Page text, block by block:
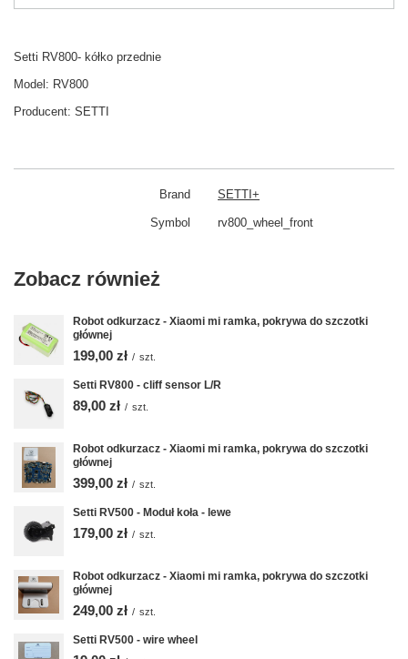
Setti RV800- kółko przednie
Model: RV800
Producent: SETTI
Brand SETTI+
Symbol rv800_wheel_front
Zobacz również
Robot odkurzacz - Xiaomi mi ramka, pokrywa do szczotki
głównej
199,00 zł / szt.
Setti RV800 - cliff sensor L/R
89,00 zł / szt.
Robot odkurzacz - Xiaomi mi ramka, pokrywa do szczotki
głównej
399,00 zł / szt.
Setti RV500 - Moduł koła - lewe
179,00 zł / szt.
Robot odkurzacz - Xiaomi mi ramka, pokrywa do szczotki
głównej
249,00 zł / szt.
Setti RV500 - wire wheel